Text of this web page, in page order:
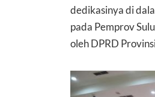
dedikasinya di
pada Pemprov
oleh DPRD